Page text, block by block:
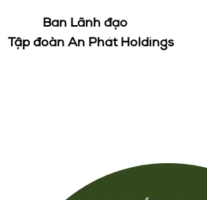
Ban Lãnh đạo
Tập đoàn An Phát Holdings